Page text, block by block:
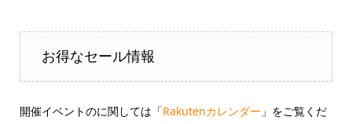
お得なセール情報
開催イベントのに関しては「Rakutenカレンダー 」をご覧くだ